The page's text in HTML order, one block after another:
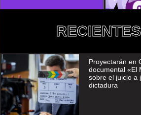
RECIENTES
Proyectarán en
documental «El
sobre el juicio a
dictadura